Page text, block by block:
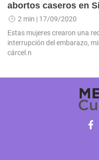
abortos caseros en
2 min | 17/09/2020
Estas mujeres crearon una
interrupción del embarazo,
cárcel.n